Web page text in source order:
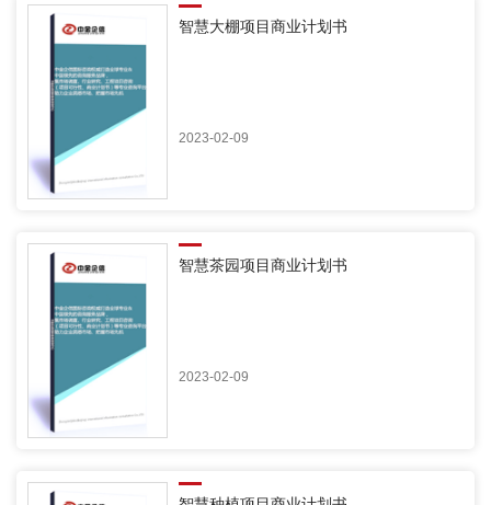
智慧大棚项目商业计划书
2023-02-09
智慧茶园项目商业计划书
2023-02-09